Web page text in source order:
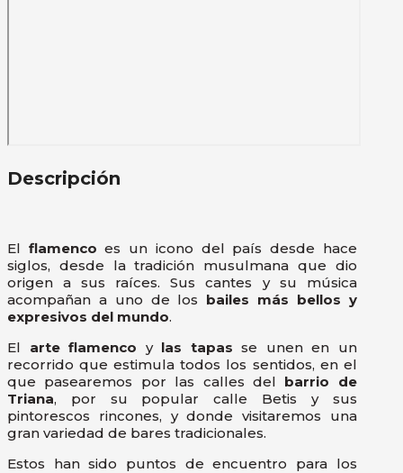
Descripción
El flamenco es un icono del país desde hace
siglos, desde la tradición musulmana que dio
origen a sus raíces. Sus cantes y su música
acompañan a uno de los bailes más bellos y
expresivos del mundo.
El arte flamenco y las tapas se unen en un
recorrido que estimula todos los sentidos, en el
que pasearemos por las calles del barrio de
Triana, por su popular calle Betis y sus
pintorescos rincones, y donde visitaremos una
gran variedad de bares tradicionales.
Estos han sido puntos de encuentro para los